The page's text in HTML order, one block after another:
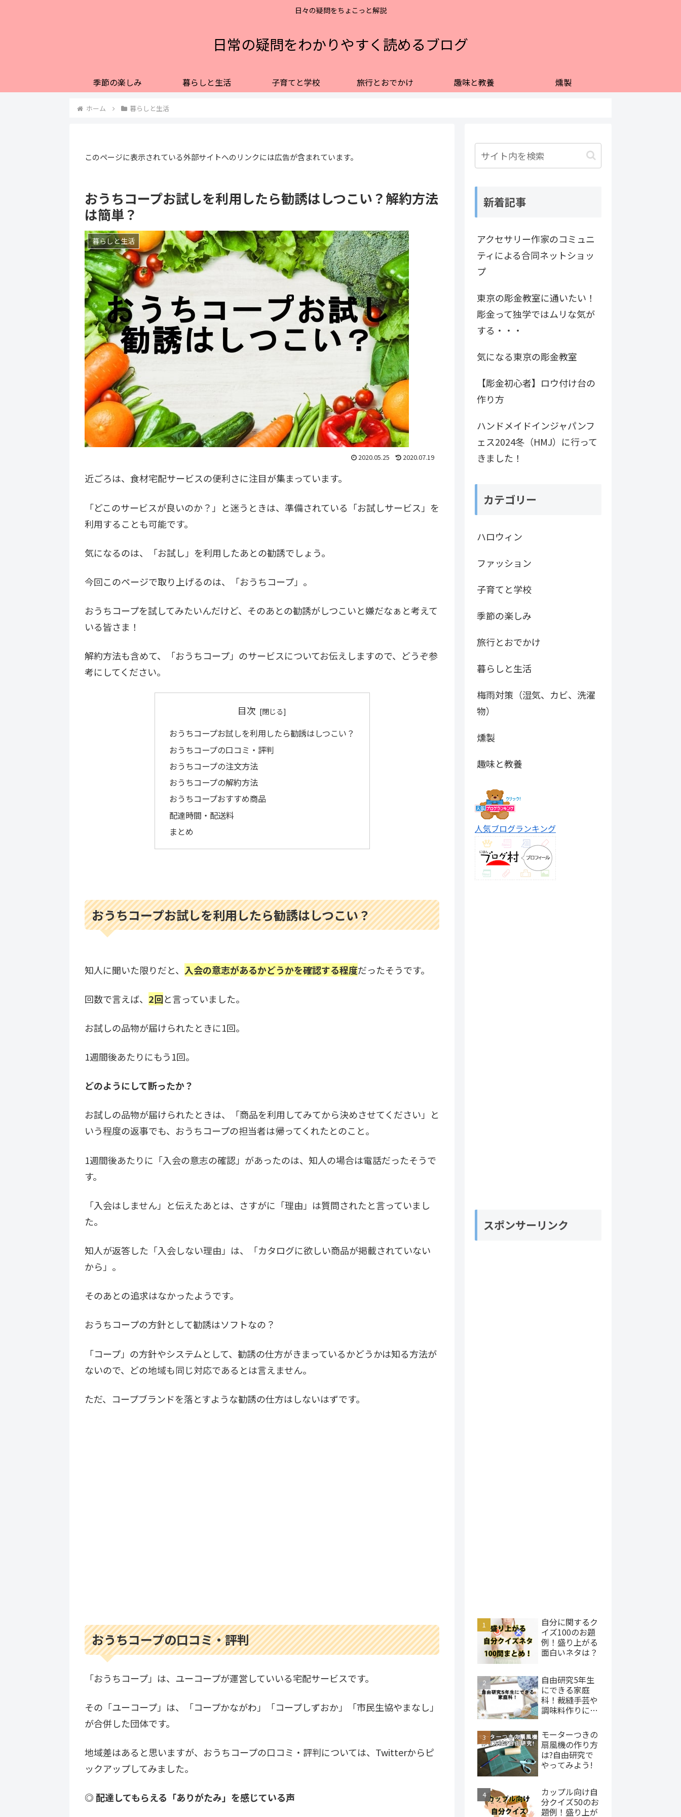
日々の疑問をちょこっと解説
日常の疑問をわかりやすく読めるブログ
季節の楽しみ 暮らしと生活 子育てと学校 旅行とおでかけ 趣味と教養 燻製
ホーム 暮らしと生活
このページに表示されている外部サイトへのリンクには広告が含まれています。
おうちコープお試しを利用したら勧誘はしつこい？解約方法
は簡単？
暮らしと生活
2020.05.25 2020.07.19
近ごろは、食材宅配サービスの便利さに注目が集まっています。
「どこのサービスが良いのか？」と迷うときは、準備されている「お試しサービス」を
利用することも可能です。
気になるのは、「お試し」を利用したあとの勧誘でしょう。
今回このページで取り上げるのは、「おうちコープ」。
おうちコープを試してみたいんだけど、そのあとの勧誘がしつこいと嫌だなぁと考えて
いる皆さま！
解約方法も含めて、「おうちコープ」のサービスについてお伝えしますので、どうぞ参
考にしてください。
目次
おうちコープお試しを利用したら勧誘はしつこい？
おうちコープの口コミ・評判
おうちコープの注文方法
おうちコープの解約方法
おうちコープおすすめ商品
配達時間・配送料
まとめ
おうちコープお試しを利用したら勧誘はしつこい？
知人に聞いた限りだと、 入会の意志があるかどうかを確認する程度だったそうです。
回数で言えば、 2回と言っていました。
お試しの品物が届けられたときに1回。
1週間後あたりにもう1回。
どのようにして断ったか？
お試しの品物が届けられたときは、「商品を利用してみてから決めさせてください」と
いう程度の返事でも、おうちコープの担当者は帰ってくれたとのこと。
1週間後あたりに「入会の意志の確認」があったのは、知人の場合は電話だったそうで
す。
「入会はしません」と伝えたあとは、さすがに「理由」は質問されたと言っていまし
た。
知人が返答した「入会しない理由」は、「カタログに欲しい商品が掲載されていない
から」。
そのあとの追求はなかったようです。
おうちコープの方針として勧誘はソフトなの？
「コープ」の方針やシステムとして、勧誘の仕方がきまっているかどうかは知る方法が
ないので、どの地域も同じ対応であるとは言えません。
ただ、コープブランドを落とすような勧誘の仕方はしないはずです。
おうちコープの口コミ・評判
「おうちコープ」は、ユーコープが運営していいる宅配サービスです。
その「ユーコープ」は、「コープかながわ」「コープしずおか」「市民生協やまなし」
が合併した団体です。
地域差はあると思いますが、おうちコープの口コミ・評判については、Twitterからピ
ックアップしてみました。
◎ 配達してもらえる「ありがたみ」を感じている声
新着記事
アクセサリー作家のコミュニ
ティによる合同ネットショッ
プ
東京の彫金教室に通いたい！
彫金って独学ではムリな気が
する・・・
気になる東京の彫金教室
【彫金初心者】ロウ付け台の
作り方
ハンドメイドインジャパンフ
ェス2024冬（HMJ）に行って
きました！
カテゴリー
ハロウィン
ファッション
子育てと学校
季節の楽しみ
旅行とおでかけ
暮らしと生活
梅雨対策（湿気、カビ、洗濯
物）
燻製
趣味と教養
人気ブログランキング
スポンサーリンク
自分に関するク
イズ100のお題
例！盛り上がる
面白いネタは？
自由研究5年生
にできる家庭
科！裁縫手芸や
調味料作りにチ
モーターつきの
扇風機の作り方
は?自由研究で
やってみよう!
カップル向け自
分クイズ50のお
題例！盛り上が